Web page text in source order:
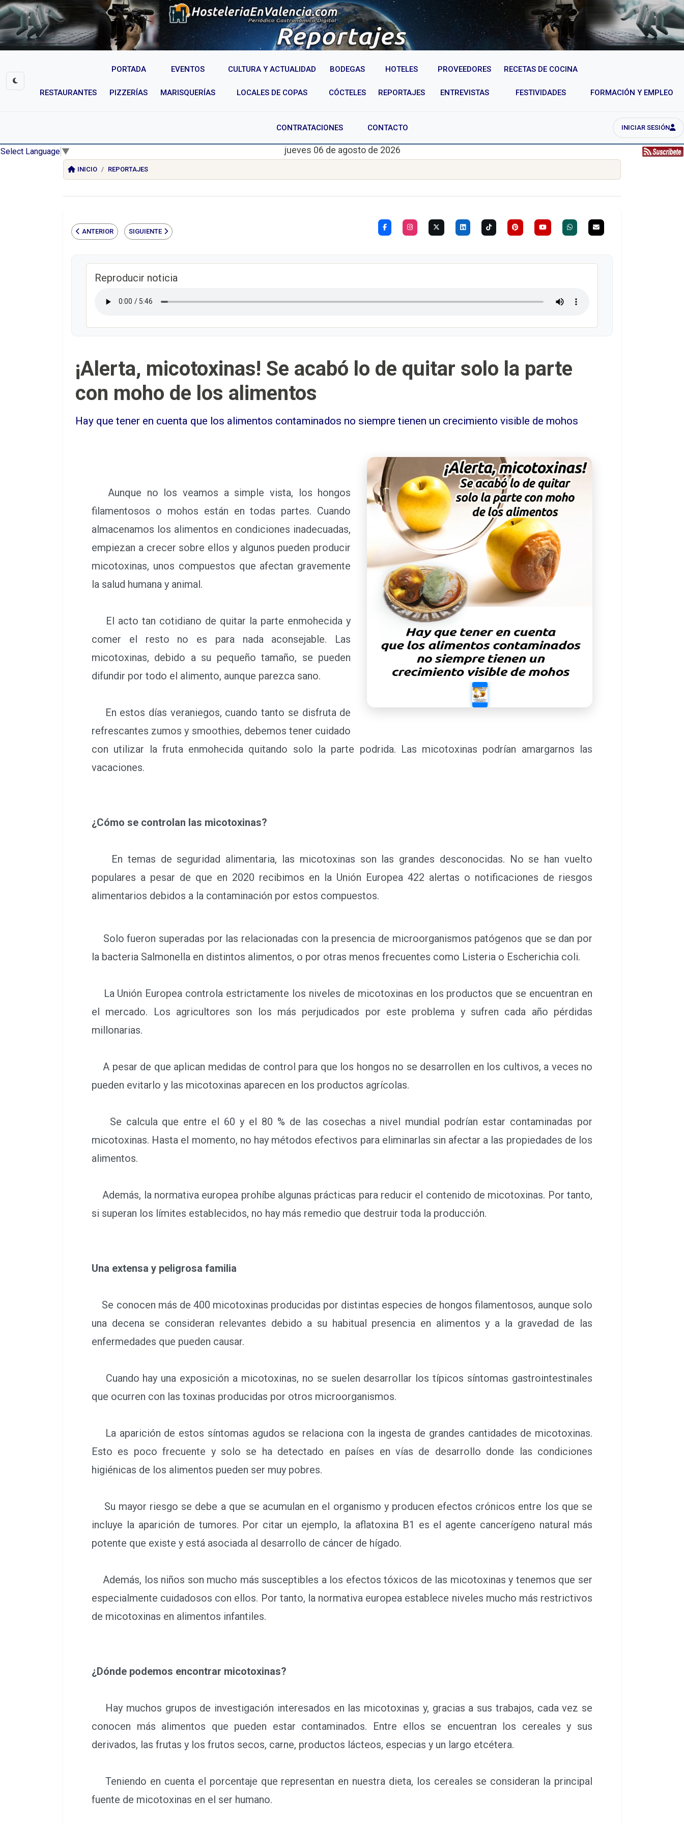
PORTADA EVENTOS CULTURA Y ACTUALIDAD BODEGAS HOTELES PROVEEDORES RECETAS DE COCINA
RESTAURANTES PIZZERÍAS MARISQUERÍAS LOCALES DE COPAS CÓCTELES REPORTAJES ENTREVISTAS FESTIVIDADES FORMACIÓN Y EMPLEO
CONTRATACIONES CONTACTO INICIAR SESIÓN
Select Language ▼ jueves 06 de agosto de 2026
INICIO REPORTAJES
ANTERIOR SIGUIENTE
Reproducir noticia
¡Alerta, micotoxinas! Se acabó lo de quitar solo la parte
con moho de los alimentos
Hay que tener en cuenta que los alimentos contaminados no siempre tienen un crecimiento visible de mohos
Aunque no los veamos a simple vista, los hongos
filamentosos o mohos están en todas partes. Cuando
almacenamos los alimentos en condiciones inadecuadas,
empiezan a crecer sobre ellos y algunos pueden producir
micotoxinas, unos compuestos que afectan gravemente
la salud humana y animal.
El acto tan cotidiano de quitar la parte enmohecida y
comer el resto no es para nada aconsejable. Las
micotoxinas, debido a su pequeño tamaño, se pueden
difundir por todo el alimento, aunque parezca sano.
En estos días veraniegos, cuando tanto se disfruta de
refrescantes zumos y smoothies, debemos tener cuidado
con utilizar la fruta enmohecida quitando solo la parte podrida. Las micotoxinas podrían amargarnos las
vacaciones.
¿Cómo se controlan las micotoxinas?
En temas de seguridad alimentaria, las micotoxinas son las grandes desconocidas. No se han vuelto
populares a pesar de que en 2020 recibimos en la Unión Europea 422 alertas o notificaciones de riesgos
alimentarios debidos a la contaminación por estos compuestos.
Solo fueron superadas por las relacionadas con la presencia de microorganismos patógenos que se dan por
la bacteria Salmonella en distintos alimentos, o por otras menos frecuentes como Listeria o Escherichia coli.
La Unión Europea controla estrictamente los niveles de micotoxinas en los productos que se encuentran en
el mercado. Los agricultores son los más perjudicados por este problema y sufren cada año pérdidas
millonarias.
A pesar de que aplican medidas de control para que los hongos no se desarrollen en los cultivos, a veces no
pueden evitarlo y las micotoxinas aparecen en los productos agrícolas.
Se calcula que entre el 60 y el 80 % de las cosechas a nivel mundial podrían estar contaminadas por
micotoxinas. Hasta el momento, no hay métodos efectivos para eliminarlas sin afectar a las propiedades de los
alimentos.
Además, la normativa europea prohíbe algunas prácticas para reducir el contenido de micotoxinas. Por tanto,
si superan los límites establecidos, no hay más remedio que destruir toda la producción.
Una extensa y peligrosa familia
Se conocen más de 400 micotoxinas producidas por distintas especies de hongos filamentosos, aunque solo
una decena se consideran relevantes debido a su habitual presencia en alimentos y a la gravedad de las
enfermedades que pueden causar.
Cuando hay una exposición a micotoxinas, no se suelen desarrollar los típicos síntomas gastrointestinales
que ocurren con las toxinas producidas por otros microorganismos.
La aparición de estos síntomas agudos se relaciona con la ingesta de grandes cantidades de micotoxinas.
Esto es poco frecuente y solo se ha detectado en países en vías de desarrollo donde las condiciones
higiénicas de los alimentos pueden ser muy pobres.
Su mayor riesgo se debe a que se acumulan en el organismo y producen efectos crónicos entre los que se
incluye la aparición de tumores. Por citar un ejemplo, la aflatoxina B1 es el agente cancerígeno natural más
potente que existe y está asociada al desarrollo de cáncer de hígado.
Además, los niños son mucho más susceptibles a los efectos tóxicos de las micotoxinas y tenemos que ser
especialmente cuidadosos con ellos. Por tanto, la normativa europea establece niveles mucho más restrictivos
de micotoxinas en alimentos infantiles.
¿Dónde podemos encontrar micotoxinas?
Hay muchos grupos de investigación interesados en las micotoxinas y, gracias a sus trabajos, cada vez se
conocen más alimentos que pueden estar contaminados. Entre ellos se encuentran los cereales y sus
derivados, las frutas y los frutos secos, carne, productos lácteos, especias y un largo etcétera.
Teniendo en cuenta el porcentaje que representan en nuestra dieta, los cereales se consideran la principal
fuente de micotoxinas en el ser humano.